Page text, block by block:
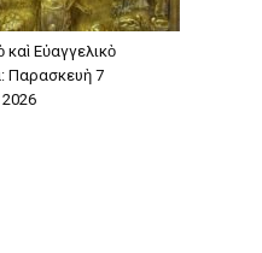
Εὐαγγελικὸ
Παρασκευὴ 7